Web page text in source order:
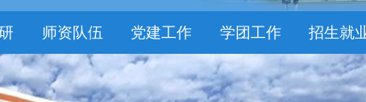
师资队伍 党建工作 学团工作 招生就